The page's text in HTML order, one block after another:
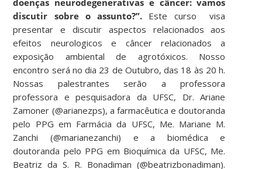
discutir sobre o assunto?”. Este curso visa
presentar e discutir aspectos relacionados aos
efeitos neurologicos e câncer relacionados a
exposição ambiental de agrotóxicos. Nosso
encontro será no dia 23 de Outubro, das 18 às 20 h.
Nossas palestrantes serão a professora
professora e pesquisadora da UFSC, Dr. Ariane
Zamoner (@arianezps), a farmacêutica e doutoranda
pelo PPG em Farmácia da UFSC, Me. Mariane M.
Zanchi (@marianezanchi) e a biomédica e
doutoranda pelo PPG em Bioquímica da UFSC, Me.
Beatriz da S. R. Bonadiman (@beatrizbonadiman).